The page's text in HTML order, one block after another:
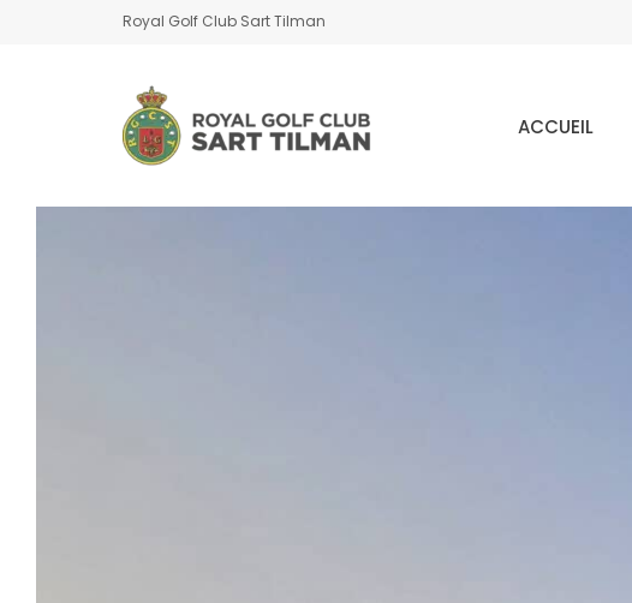
Royal Golf Club Sart Tilman
ACCUEIL